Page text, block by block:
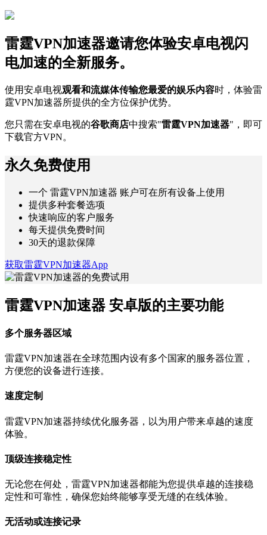
雷霆VPN加速器邀请您体验安卓电视闪
电加速的全新服务。
使用安卓电视观看和流媒体传输您最爱的娱乐内容时，体验雷
霆VPN加速器所提供的全方位保护优势。
您只需在安卓电视的谷歌商店中搜索"雷霆VPN加速器"，即可
下载官方VPN。
永久免费使用
一个 雷霆VPN加速器 账户可在所有设备上使用
提供多种套餐选项
快速响应的客户服务
每天提供免费时间
30天的退款保障
获取雷霆VPN加速器App
雷霆VPN加速器 安卓版的主要功能
多个服务器区域
雷霆VPN加速器在全球范围内设有多个国家的服务器位置，
方便您的设备进行连接。
速度定制
雷霆VPN加速器持续优化服务器，以为用户带来卓越的速度
体验。
顶级连接稳定性
无论您在何处，雷霆VPN加速器都能为您提供卓越的连接稳
定性和可靠性，确保您始终能够享受无缝的在线体验。
无活动或连接记录